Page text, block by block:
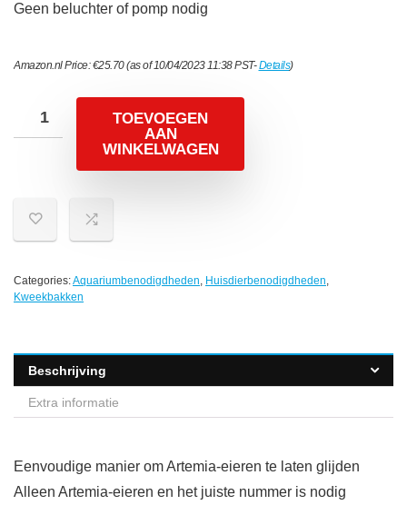
Geen beluchter of pomp nodig
Amazon.nl Price:€25.70(as of 10/04/2023 11:38 PST-Details)
TOEVOEGEN
AAN
WINKELWAGEN
Categories:Aquariumbenodigdheden, Huisdierbenodigdheden,
Kweekbakken
Beschrijving
Extra informatie
Eenvoudige manier om Artemia-eieren te laten glijden
Alleen Artemia-eieren en het juiste nummer is nodig